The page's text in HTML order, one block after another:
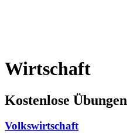
Wirtschaft
Kostenlose Übungen
Volkswirtschaft